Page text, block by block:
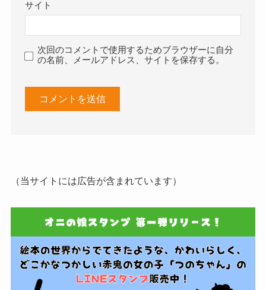
サイト
次回のコメントで使用するためブラウザーに自分
の名前、メールアドレス、サイトを保存する。
（当サイトには広告が含まれています）